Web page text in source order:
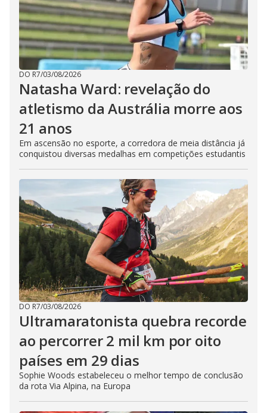
DO R7/03/08/2026
Natasha Ward: revelação do
atletismo da Austrália morre aos
21 anos
Em ascensão no esporte, a corredora de meia distância já
conquistou diversas medalhas em competições estudantis
DO R7/03/08/2026
Ultramaratonista quebra recorde
ao percorrer 2 mil km por oito
países em 29 dias
Sophie Woods estabeleceu o melhor tempo de conclusão
da rota Via Alpina, na Europa